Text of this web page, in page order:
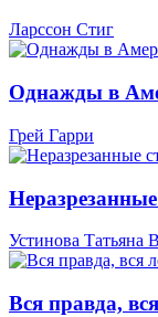
Ларссон Стиг
Однажды в
Грей Гарри
Устинова Татьяна
Вся правда,